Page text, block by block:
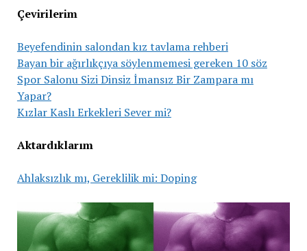
Çevirilerim
Beyefendinin salondan kız tavlama rehberi
Bayan bir ağırlıkçıya söylenmemesi gereken 10 söz
Spor Salonu Sizi Dinsiz İmansız Bir Zampara mı
Yapar?
Kızlar Kaslı Erkekleri Sever mi?
Aktardıklarım
Ahlaksızlık mı, Gereklilik mi: Doping